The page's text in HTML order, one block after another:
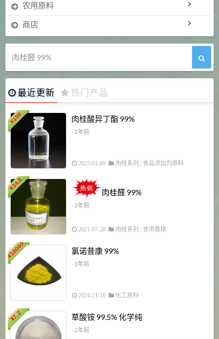
农用原料
商店
氯诺昔康 99%
最近更新 热门产品
¥
198 肉桂酸异丁酯 99%
- 2年前
2025-01-09 肉桂系列 食品添加剂原料
¥
34.8
肉桂醛 99%
- 2年前
2021-07-20 肉桂系列 食用香精
¥
18000 氯诺昔康 99%
- 2年前
2024-11-18 化工原料
¥
7.2 草酸铵 99.5% 化学纯
- 2年前